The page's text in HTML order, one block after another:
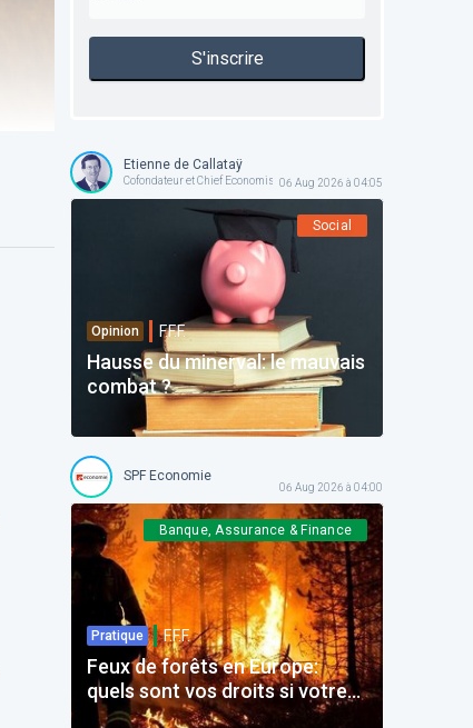
S'inscrire
Etienne de Callataÿ
Cofondateur et Chief Economist @ Orcadia Asset Management
06 Aug 2026 à 04:05
Social
Opinion F.F.F.
Hausse du minerval: le mauvais
combat ?
SPF Economie
06 Aug 2026 à 04:00
Banque, Assurance & Finance
Pratique F.F.F.
Feux de forêts en Europe:
quels sont vos droits si votre
voyage est impacté ?